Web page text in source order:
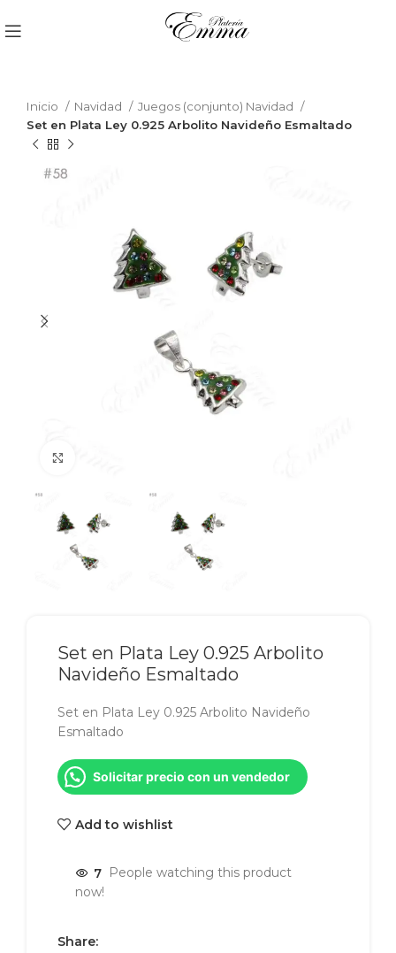
Inicio Navidad
Juegos (conjunto) Navidad
Set en Plata Ley 0.925 Arbolito Navideño Esmaltado
Set en Plata Ley 0.925 Arbolito
Navideño Esmaltado
Set en Plata Ley 0.925 Arbolito Navideño
Esmaltado
Solicitar precio con un vendedor
Add to wishlist
7 People watching this product
now!
Share: